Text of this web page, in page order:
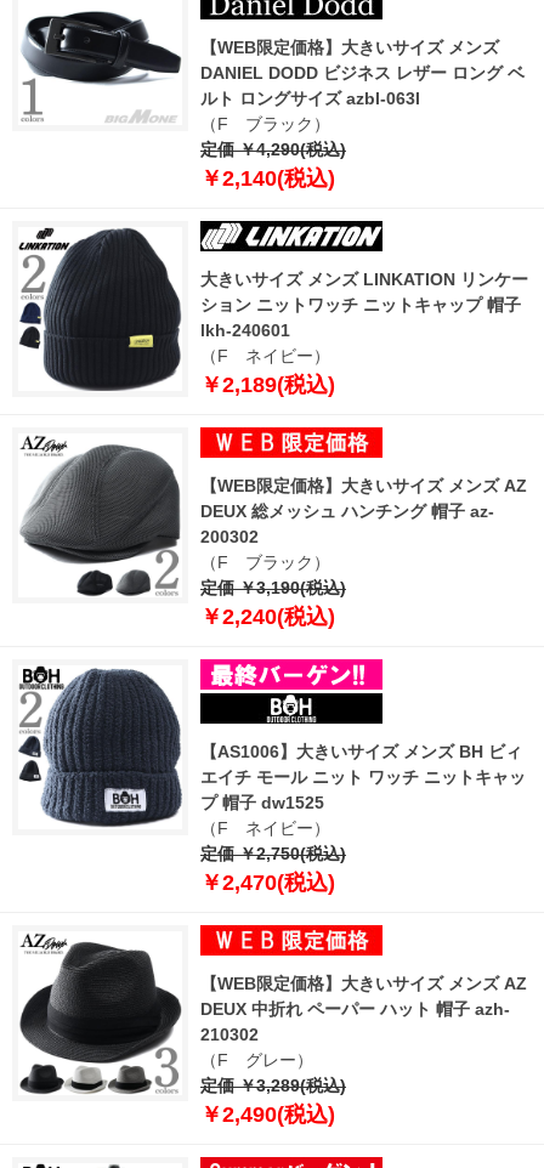
【WEB限定価格】大きいサイズ メンズ
DANIEL DODD ビジネス レザー ロング ベ
ルト ロングサイズ azbl-063l
（F ブラック）
定価 ￥4,290(税込)
￥2,140(税込)
大きいサイズ メンズ LINKATION リンケー
ション ニットワッチ ニットキャップ 帽子
lkh-240601
（F ネイビー）
￥2,189(税込)
【WEB限定価格】大きいサイズ メンズ AZ
DEUX 総メッシュ ハンチング 帽子 az-
200302
（F ブラック）
定価 ￥3,190(税込)
￥2,240(税込)
【AS1006】大きいサイズ メンズ BH ビィ
エイチ モール ニット ワッチ ニットキャッ
プ 帽子 dw1525
（F ネイビー）
定価 ￥2,750(税込)
￥2,470(税込)
【WEB限定価格】大きいサイズ メンズ AZ
DEUX 中折れ ペーパー ハット 帽子 azh-
210302
（F グレー）
定価 ￥3,289(税込)
￥2,490(税込)